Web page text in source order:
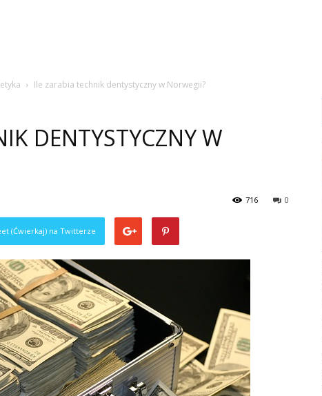
Ile zarabia technik dentystyczny w Norwegii?
DENTYSTYCZNY W
0
716
(Ćwierkaj) na Twitterze